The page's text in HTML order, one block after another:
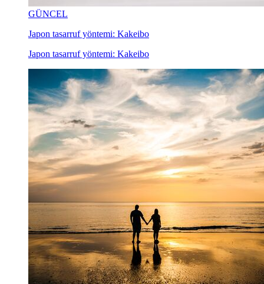
GÜNCEL
Japon tasarruf yöntemi: Kakeibo
Japon tasarruf yöntemi: Kakeibo